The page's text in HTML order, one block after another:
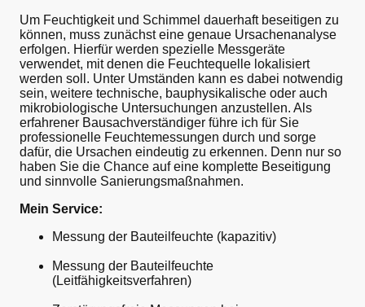
Um Feuchtigkeit und Schimmel dauerhaft beseitigen zu
können, muss zunächst eine genaue Ursachenanalyse
erfolgen. Hierfür werden spezielle Messgeräte
verwendet, mit denen die Feuchtequelle lokalisiert
werden soll. Unter Umständen kann es dabei notwendig
sein, weitere technische, bauphysikalische oder auch
mikrobiologische Untersuchungen anzustellen. Als
erfahrener Bausachverständiger führe ich für Sie
professionelle Feuchtemessungen durch und sorge
dafür, die Ursachen eindeutig zu erkennen. Denn nur so
haben Sie die Chance auf eine komplette Beseitigung
und sinnvolle Sanierungsmaßnahmen.
Mein Service:
Messung der Bauteilfeuchte (kapazitiv)
Messung der Bauteilfeuchte
(Leitfähigkeits­verfahren)